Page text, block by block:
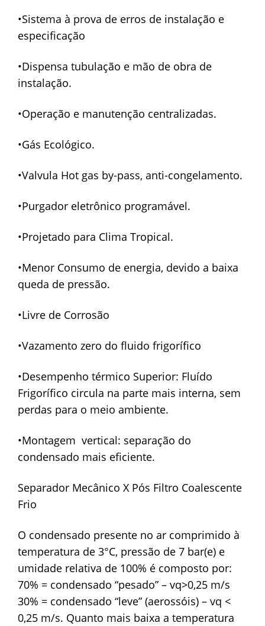
•Sistema à prova de erros de instalação e
especificação
•Dispensa tubulação e mão de obra de
instalação.
•Operação e manutenção centralizadas.
•Gás Ecológico.
•Valvula Hot gas by-pass, anti-congelamento.
•Purgador eletrônico programável.
•Projetado para Clima Tropical.
•Menor Consumo de energia, devido a baixa
queda de pressão.
•Livre de Corrosão
•Vazamento zero do fluido frigorífico
•Desempenho térmico Superior: Fluído
Frigorífico circula na parte mais interna, sem
perdas para o meio ambiente.
•Montagem vertical: separação do
condensado mais eficiente.
Separador Mecânico X Pós Filtro Coalescente
Frio
O condensado presente no ar comprimido à
temperatura de 3°C, pressão de 7 bar(e) e
umidade relativa de 100% é composto por:
70% = condensado “pesado” – vq>0,25 m/s
30% = condensado “leve” (aerossóis) – vq <
0,25 m/s. Quanto mais baixa a temperatura